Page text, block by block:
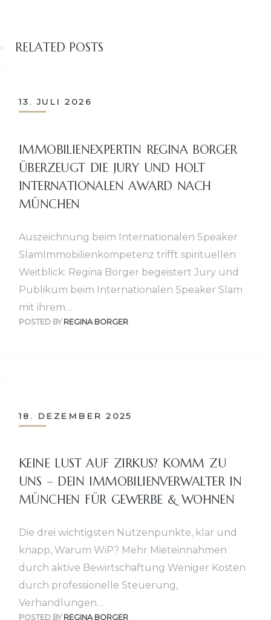
RELATED POSTS
13. JULI 2026
IMMOBILIENEXPERTIN REGINA BORGER
ÜBERZEUGT DIE JURY UND HOLT
INTERNATIONALEN AWARD NACH
MÜNCHEN
Auszeichnung beim Internationalen Speaker
SlamImmobilienkompetenz trifft spirituellen
Weitblick: Regina Borger begeistert Jury und
Publikum beim Internationalen Speaker Slam
mit ihrem…
POSTED BY REGINA BORGER
18. DEZEMBER 2025
KEINE LUST AUF ZIRKUS? KOMM ZU
UNS – DEIN IMMOBILIENVERWALTER IN
MÜNCHEN FÜR GEWERBE & WOHNEN
Die drei wichtigsten Nutzenpunkte, klar und
knapp, Warum WiP? Mehr Mieteinnahmen
durch aktive Bewirtschaftung Weniger Kosten
durch professionelle Steuerung,
Verhandlungen…
POSTED BY REGINA BORGER